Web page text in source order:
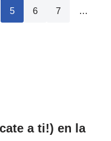
5 6 7 …
a ti!) en la